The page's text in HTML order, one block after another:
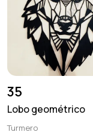
35
Lobo geométrico
Turmero